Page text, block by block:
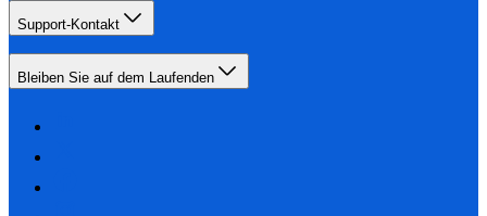
Support-Kontakt
Bleiben Sie auf dem Laufenden